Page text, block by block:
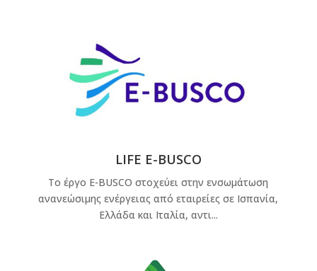
LIFE E-BUSCO
Το έργο E-BUSCO στοχεύει στην ενσωμάτωση
ανανεώσιμης ενέργειας από εταιρείες σε Ισπανία,
Ελλάδα και Ιταλία, αντι...